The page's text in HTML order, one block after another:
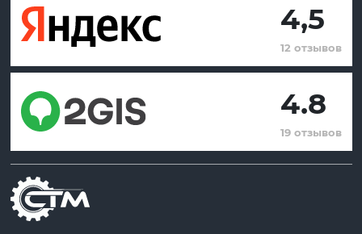
4,5
12 отзывов
4.8
19 отзывов